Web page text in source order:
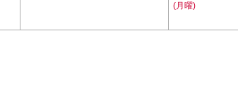
(月曜)